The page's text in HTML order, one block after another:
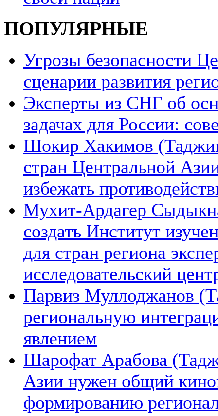
ПОПУЛЯРНЫЕ
Угрозы безопасности
сценарии развития
Эксперты из СНГ об
задачах для России:
Шокир Хакимов
стран Центральной
избежать
Мухит-Ардагер
создать Институт
для стран региона
исследовательский
Парвиз Муллоджанов
региональную
явлением
Шарофат Арабова
Азии нужен общий
формированию